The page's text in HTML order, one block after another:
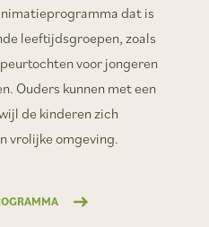
dat is
leeftijdsgroepen, zoals
voor jongeren
Ouders kunnen met een
de kinderen zich
vrolijke omgeving.